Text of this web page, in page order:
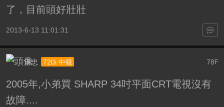
了，目前頭好壯壯
2013-6-13 11:01:31
78 F
承忠 720i 中級
2005年,小弟買 SHARP 34吋平面CRT電視沒有
故障....